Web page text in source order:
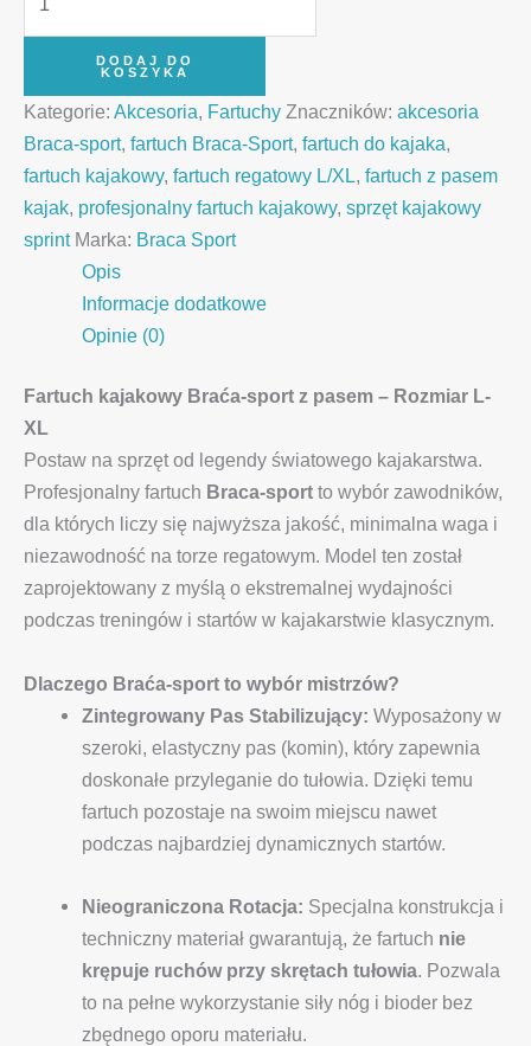
DODAJ DO
KOSZYKA
Kategorie: Akcesoria, Fartuchy Znaczników: akcesoria
Braca-sport, fartuch Braca-Sport, fartuch do kajaka,
fartuch kajakowy, fartuch regatowy L/XL, fartuch z pasem
kajak, profesjonalny fartuch kajakowy, sprzęt kajakowy
sprint Marka: Braca Sport
Opis
Informacje dodatkowe
Opinie (0)
Fartuch kajakowy Braća-sport z pasem – Rozmiar L-
XL
Postaw na sprzęt od legendy światowego kajakarstwa.
Profesjonalny fartuch Braca-sport to wybór zawodników,
dla których liczy się najwyższa jakość, minimalna waga i
niezawodność na torze regatowym. Model ten został
zaprojektowany z myślą o ekstremalnej wydajności
podczas treningów i startów w kajakarstwie klasycznym.
Dlaczego Braća-sport to wybór mistrzów?
Zintegrowany Pas Stabilizujący: Wyposażony w
szeroki, elastyczny pas (komin), który zapewnia
doskonałe przyleganie do tułowia. Dzięki temu
fartuch pozostaje na swoim miejscu nawet
podczas najbardziej dynamicznych startów.
Nieograniczona Rotacja: Specjalna konstrukcja i
techniczny materiał gwarantują, że fartuch nie
krępuje ruchów przy skrętach tułowia. Pozwala
to na pełne wykorzystanie siły nóg i bioder bez
zbędnego oporu materiału.